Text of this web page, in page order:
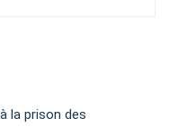
la prison des